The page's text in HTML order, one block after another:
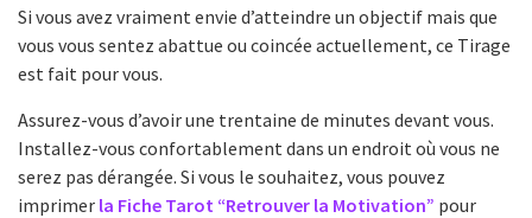
Si vous avez vraiment envie d’atteindre un objectif mais que
vous vous sentez abattue ou coincée actuellement, ce Tirage
est fait pour vous.
Assurez-vous d’avoir une trentaine de minutes devant vous.
Installez-vous confortablement dans un endroit où vous ne
serez pas dérangée. Si vous le souhaitez, vous pouvez
imprimer la Fiche Tarot “Retrouver la Motivation” pour